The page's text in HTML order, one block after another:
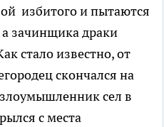
избитого и пытаются
а зачинщика драки
стало известно, от
скончался на
сел в
с места